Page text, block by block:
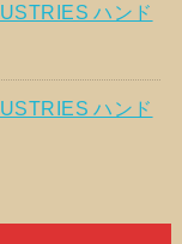
ハンド
ハンド